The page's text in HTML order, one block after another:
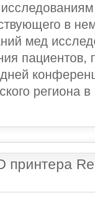
в
мед
пациентов,
региона
принтера